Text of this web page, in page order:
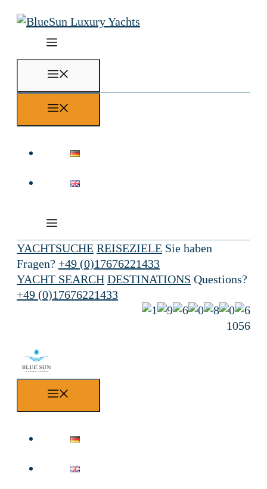
Skip
YACHTSUCHE REISEZIELE Sie haben
Fragen? +49 (0)17676221433
YACHT SEARCH DESTINATIONS Questions?
+49 (0)17676221433
1056